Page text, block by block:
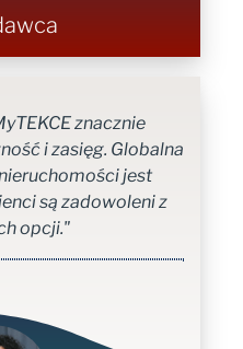
znacznie
i zasięg. Globalna
jest
są zadowoleni z
opcji."